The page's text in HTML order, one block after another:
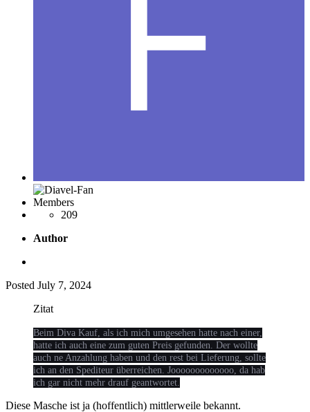
Members
209
Author
Posted July 7, 2024
Zitat
Beim Diva Kauf, als ich mich umgesehen hatte nach einer,
hatte ich auch eine zum guten Preis gefunden. Der wollte
auch ne Anzahlung haben und den rest bei Lieferung, sollte
ich an den Spediteur überreichen. Jooooooooooooo, da hab
ich gar nicht mehr drauf geantwortet.
Diese Masche ist ja (hoffentlich) mittlerweile bekannt.